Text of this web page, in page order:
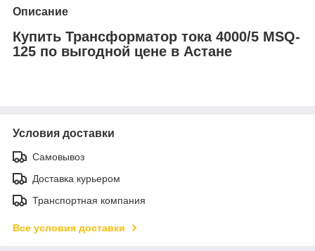
Описание
Купить Трансформатор тока 4000/5 MSQ-
125 по выгодной цене в Астане
Условия доставки
Самовывоз
Доставка курьером
Транспортная компания
Все условия доставки